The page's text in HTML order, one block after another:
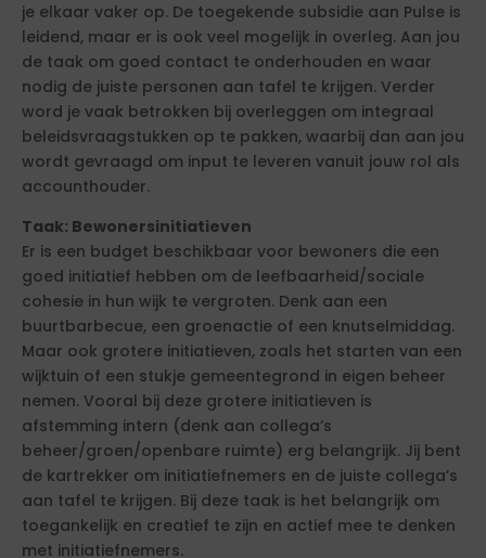
je elkaar vaker op. De toegekende subsidie aan Pulse is
leidend, maar er is ook veel mogelijk in overleg. Aan jou
de taak om goed contact te onderhouden en waar
nodig de juiste personen aan tafel te krijgen. Verder
word je vaak betrokken bij overleggen om integraal
beleidsvraagstukken op te pakken, waarbij dan aan jou
wordt gevraagd om input te leveren vanuit jouw rol als
accounthouder.
Taak: Bewonersinitiatieven
Er is een budget beschikbaar voor bewoners die een
goed initiatief hebben om de leefbaarheid/sociale
cohesie in hun wijk te vergroten. Denk aan een
buurtbarbecue, een groenactie of een knutselmiddag.
Maar ook grotere initiatieven, zoals het starten van een
wijktuin of een stukje gemeentegrond in eigen beheer
nemen. Vooral bij deze grotere initiatieven is
afstemming intern (denk aan collega’s
beheer/groen/openbare ruimte) erg belangrijk. Jij bent
de kartrekker om initiatiefnemers en de juiste collega’s
aan tafel te krijgen. Bij deze taak is het belangrijk om
toegankelijk en creatief te zijn en actief mee te denken
met initiatiefnemers.